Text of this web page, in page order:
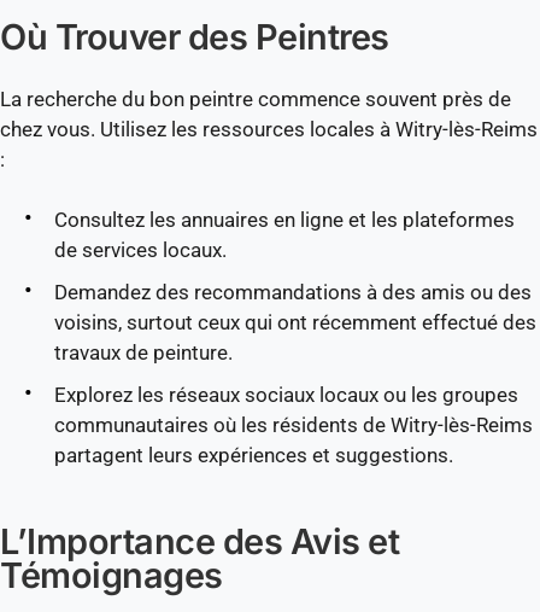
Où Trouver des Peintres
La recherche du bon peintre commence souvent près de
chez vous. Utilisez les ressources locales à Witry-lès-Reims
:
Consultez les annuaires en ligne et les plateformes
de services locaux.
Demandez des recommandations à des amis ou des
voisins, surtout ceux qui ont récemment effectué des
travaux de peinture.
Explorez les réseaux sociaux locaux ou les groupes
communautaires où les résidents de Witry-lès-Reims
partagent leurs expériences et suggestions.
L’Importance des Avis et
Témoignages